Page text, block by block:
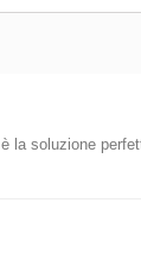
è la soluzione